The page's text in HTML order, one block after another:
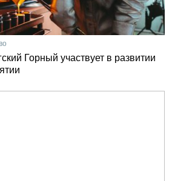
Горный участвует в развитии